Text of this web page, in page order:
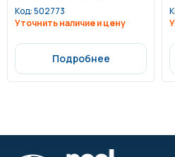
Код:502773
Уточнить наличие и цену
Подробнее